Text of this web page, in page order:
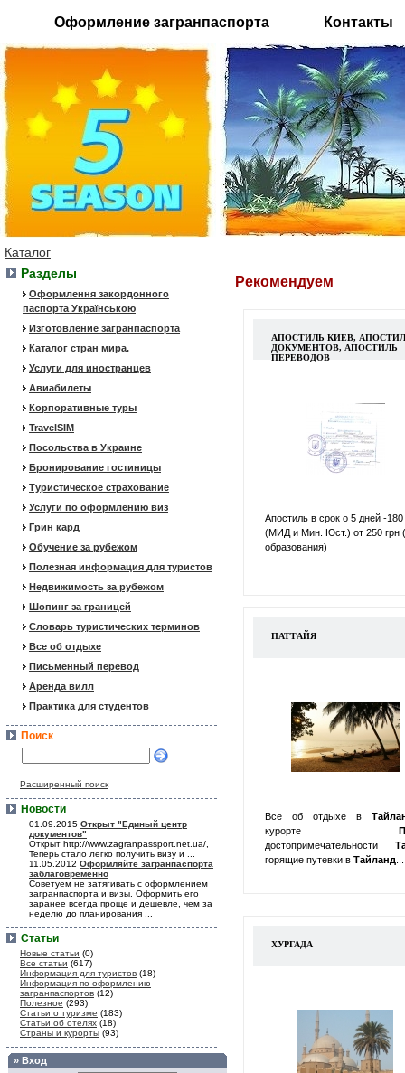
Оформление загранпаспорта Контакты
Каталог
Разделы
Оформлення закордонного
паспорта Українською
Изготовление загранпаспорта
Каталог стран мира.
Услуги для иностранцев
Авиабилеты
Корпоративные туры
TravelSIM
Посольства в Украине
Бронирование гостиницы
Туристическое страхование
Услуги по оформлению виз
Грин кард
Обучение за рубежом
Полезная информация для туристов
Недвижимость за рубежом
Шопинг за границей
Словарь туристических терминов
Все об отдыхе
Письменный перевод
Аренда вилл
Практика для студентов
Поиск
Расширенный поиск
Новости
01.09.2015 Открыт "Единый центр
документов"
Открыт http://www.zagranpassport.net.ua/,
Теперь стало легко получить визу и ...
11.05.2012 Оформляйте загранпаспорта
заблаговременно
Советуем не затягивать с оформлением
загранпаспорта и визы. Оформить его
заранее всегда проще и дешевле, чем за
неделю до планирования ...
Статьи
Новые статьи (0)
Все статьи (617)
Информация для туристов (18)
Информация по оформлению
загранпаспортов (12)
Полезное (293)
Статьи о туризме (183)
Статьи об отелях (18)
Страны и курорты (93)
» Вход
Рекомендуем
АПОСТИЛЬ КИЕВ,
ДОКУМЕНТОВ, АПОСТИЛЬ
ПЕРЕВОДОВ
Апостиль в срок о 5 дней -180
(МИД и Мин. Юст.) от 250 грн
образования)
ПАТТАЙЯ
Все об отдыхе в
курорте
достопримечательности
горящие путевки в Тайланд
ХУРГАДА